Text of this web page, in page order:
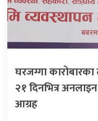
घरजग्गा कारोबारका
२१ दिनभित्र
आग्रह